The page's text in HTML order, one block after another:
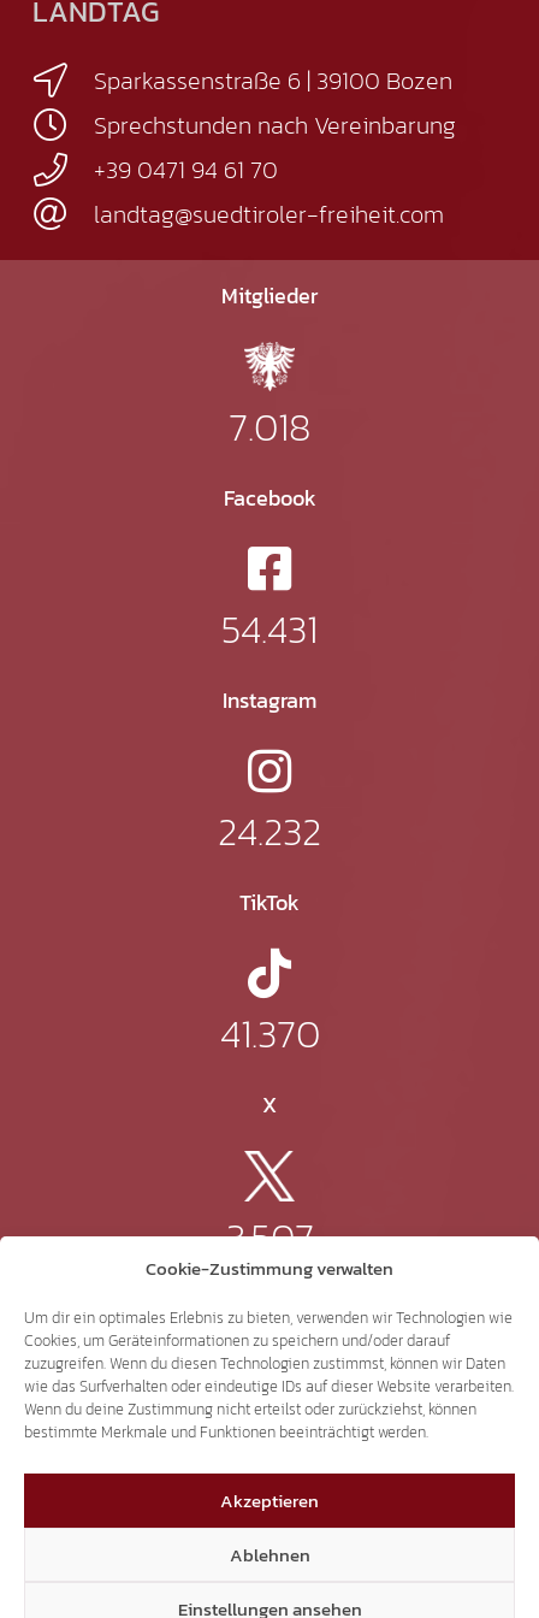
Cookie-Zustimmung verwalten
Um dir ein optimales Erlebnis zu bieten, verwenden wir Technologien wie
Cookies, um Geräteinformationen zu speichern und/oder darauf
zuzugreifen. Wenn du diesen Technologien zustimmst, können wir Daten
wie das Surfverhalten oder eindeutige IDs auf dieser Website verarbeiten.
Wenn du deine Zustimmung nicht erteilst oder zurückziehst, können
bestimmte Merkmale und Funktionen beeinträchtigt werden.
Akzeptieren
Ablehnen
Einstellungen ansehen
LANDTAG
Sparkassenstraße 6 | 39100 Bozen
Sprechstunden nach Vereinbarung
+39 0471 94 61 70
landtag@suedtiroler-freiheit.com
Mitglieder
7.018
Facebook
54.431
Instagram
24.232
TikTok
41.370
X
3.507
Threads
3.401
YouTube